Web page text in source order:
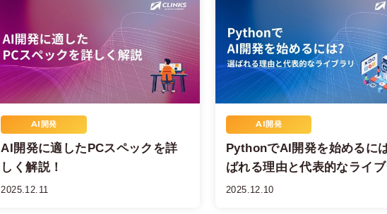
AI開発
AI開発に適したPCスペックを詳
しく解説！
2025.12.11
AI開発
PythonでAI開発を始めるに
ばれる理由と代表的なライブ
2025.12.10